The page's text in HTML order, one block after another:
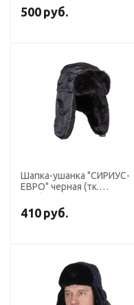
500 руб.
Шапка-ушанка "СИРИУС-
ЕВРО" черная (тк.
410 руб.